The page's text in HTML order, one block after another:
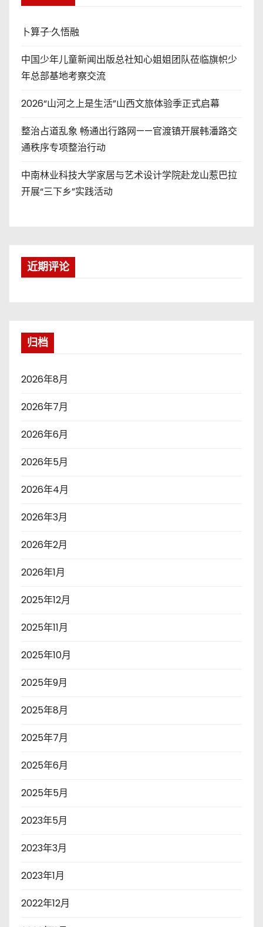
卜算子·久悟融
中国少年儿童新闻出版总社知心姐姐团队莅临旗帜少
年总部基地考察交流
2026“山河之上是生活”山西文旅体验季正式启幕
整治占道乱象 畅通出行路网——官渡镇开展韩潘路交
通秩序专项整治行动
中南林业科技大学家居与艺术设计学院赴龙山惹巴拉
开展“三下乡”实践活动
近期评论
归档
2026年8月
2026年7月
2026年6月
2026年5月
2026年4月
2026年3月
2026年2月
2026年1月
2025年12月
2025年11月
2025年10月
2025年9月
2025年8月
2025年7月
2025年6月
2025年5月
2023年5月
2023年3月
2023年1月
2022年12月